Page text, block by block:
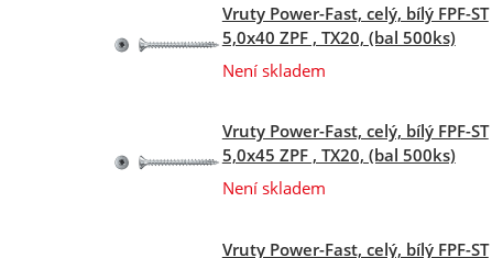
Vruty Power-Fast, celý, bílý FPF-ST
5,0x40 ZPF , TX20, (bal 500ks)
Není skladem
Vruty Power-Fast, celý, bílý FPF-ST
5,0x45 ZPF , TX20, (bal 500ks)
Není skladem
Vruty Power-Fast, celý, bílý FPF-ST